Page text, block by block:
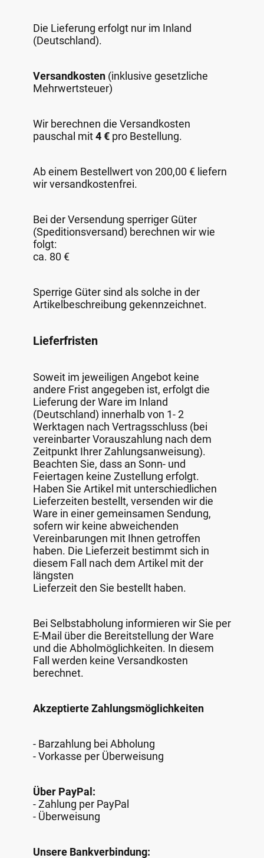
Die Lieferung erfolgt nur im Inland
(Deutschland).
Versandkosten (inklusive gesetzliche
Mehrwertsteuer)
Wir berechnen die Versandkosten
pauschal mit4 € pro Bestellung.
Ab einem Bestellwert von 200,00 € liefern
wir versandkostenfrei.
Bei der Versendung sperriger Güter
(Speditionsversand) berechnen wir wie
folgt:
ca. 80 €
Sperrige Güter sind als solche in der
Artikelbeschreibung gekennzeichnet.
Lieferfristen
Soweit im jeweiligen Angebot keine
andere Frist angegeben ist, erfolgt die
Lieferung der Ware im Inland
(Deutschland) innerhalb von 1- 2
Werktagen nach Vertragsschluss (bei
vereinbarter Vorauszahlung nach dem
Zeitpunkt Ihrer Zahlungsanweisung).
Beachten Sie, dass an Sonn- und
Feiertagen keine Zustellung erfolgt.
Haben Sie Artikel mit unterschiedlichen
Lieferzeiten bestellt, versenden wir die
Ware in einer gemeinsamen Sendung,
sofern wir keine abweichenden
Vereinbarungen mit Ihnen getroffen
haben. Die Lieferzeit bestimmt sich in
diesem Fall nach dem Artikel mit der
längsten
Lieferzeit den Sie bestellt haben.
Bei Selbstabholung informieren wir Sie per
E-Mail über die Bereitstellung der Ware
und die Abholmöglichkeiten. In diesem
Fall werden keine Versandkosten
berechnet.
Akzeptierte Zahlungsmöglichkeiten
- Barzahlung bei Abholung
- Vorkasse per Überweisung
Über PayPal:
- Zahlung per PayPal
- Überweisung
Unsere Bankverbindung: